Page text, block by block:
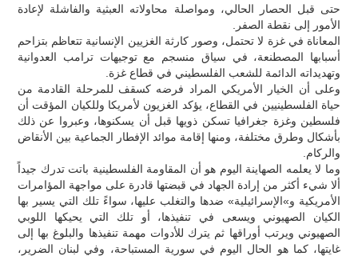
حتى قبل الحصار الحالي، ومواصلة محاولاته العبثية والفاشلة لإعادة
الأمور إلى نقطة الصفر.
المعاناة في غزة لا تحتمل، وصور كارثة الغزيين الإنسانية تتعاظم بتزاحم
أسبابها المصطنعة، في سياق منسجم مع توجيهات ترامب العدوانية
وتهديداته الدائمة للشعب الفلسطيني في قطاع غزة.
وعلى أن الخيار الأمريكي المراد فرضه كسقف للمرحلة القادمة من
حياة الفلسطينيين في القطاع، يؤكد الغزيون لأمريكا وللكيان المؤقت أن
فلسطين وغزة جغرافيا تسكن ذويها قبل أن يسكنوها، وعبروا عن ذلك
بأشكال وطرق مختلفة، ومنها إقامة موائد الإفطار الجماعية بين الأنقاض
والركام.
وما لا يعلمه الصهاينة اليوم هو أن المقاومة الفلسطينية باتت تدرك جيداً
ألا شيء أكثر من إرادة الجهاد في قبضتها قادرة على مواجهة المؤامرات
الأمريكية و»الإسرائيلية» ضدها والتغلب عليها، سواءً تلك التي يسير بها
الكيان الصهيوني ويسعى في تنفيذها، أو تلك التي يحيكها اللوبي
الصهيوني ويرتب أوراقها ثم يترك للأدوات مهمة تنفيذها والبلوغ بها إلى
غايتها، كما هو الحال اليوم في سورية المستباحة، وفي لبنان الضرير،